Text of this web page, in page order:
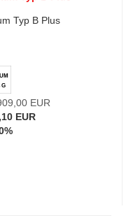
Typ B Plus
G
EUR
EUR